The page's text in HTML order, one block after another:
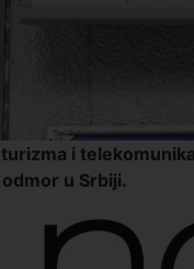
i
u Srbiji.